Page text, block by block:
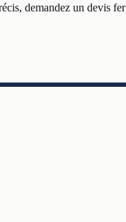
demandez un devis